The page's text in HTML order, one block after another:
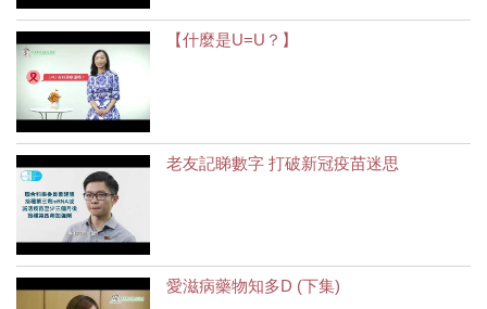
【什麼是U=U？】
老友記睇數字 打破新冠疫苗迷思
愛滋病藥物知多D (下集)